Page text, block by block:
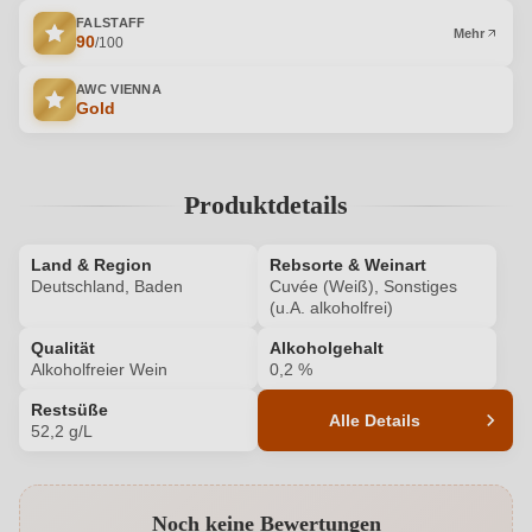
FALSTAFF
90/100
Mehr
AWC VIENNA
Gold
Produktdetails
Land & Region
Deutschland, Baden
Rebsorte & Weinart
Cuvée (Weiß), Sonstiges
(u.A. alkoholfrei)
Qualität
Alkoholfreier Wein
Alkoholgehalt
0,2 %
Restsüße
52,2 g/L
Alle Details
Noch keine Bewertungen